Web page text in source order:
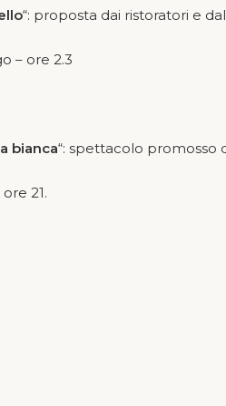
“: proposta dai ristoratori e
– ore 2.3
bianca“: spettacolo promosso
21.